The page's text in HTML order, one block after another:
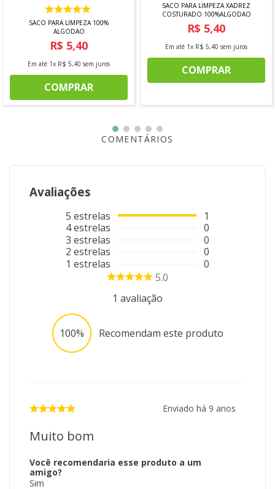
SACO PARA LIMPEZA 100%
ALGODAO
R$ 5,40
Em até 1x R$ 5,40 sem juros
COMPRAR
SACO PARA LIMPEZA XADREZ
COSTURADO 100%ALGODAO
R$ 5,40
Em até 1x R$ 5,40 sem juros
COMPRAR
COMENTÁRIOS
Avaliações
5 estrelas
4estrelas
3 estrelas
2 estrelas
1 estrelas
1
0
0
0
0
5.0
1 avaliação
100% Recomendam este produto
Enviado há 9 anos
Muito bom
Você recomendaria esse produto a um
amigo?
Sim